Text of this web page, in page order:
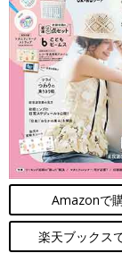
Amazonで
楽天ブックス